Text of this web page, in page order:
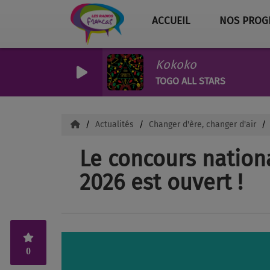
ACCUEIL NOS
Kokoko
TOGO ALL STARS
Actualités Changer d'ère, changer d'air
Le concours
2026 est ouvert !
0